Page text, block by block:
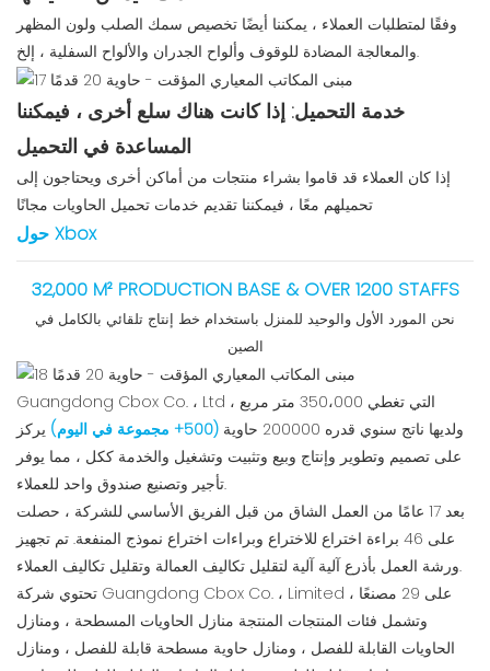
وفقًا لمتطلبات العملاء ، يمكننا أيضًا تخصيص سمك الصلب ولون المظهر
والمعالجة المضادة للوقوف وألواح الجدران والألواح السفلية ، إلخ.
خدمة التحميل: إذا كانت هناك سلع أخرى ، فيمكننا
المساعدة في التحميل
إذا كان العملاء قد قاموا بشراء منتجات من أماكن أخرى ويحتاجون إلى
تحميلهم معًا ، فيمكننا تقديم خدمات تحميل الحاويات مجانًا
حول Xbox
32,000 M² PRODUCTION BASE & OVER 1200 STAFFS
نحن المورد الأول والوحيد للمنزل باستخدام خط إنتاج تلقائي بالكامل في
الصين
Guangdong Cbox Co. ، Ltd ، التي تغطي 350،000 متر مربع
ولديها ناتج سنوي قدره 200000 حاوية
(500+ مجموعة في اليوم)
يركز
على تصميم وتطوير وإنتاج وبيع وتثبيت وتشغيل والخدمة ككل ، مما يوفر
تأجير وتصنيع صندوق واحد للعملاء.
بعد 17 عامًا من العمل الشاق من قبل الفريق الأساسي للشركة ، حصلت
على 46 براءة اختراع للاختراع وبراءات اختراع نموذج المنفعة. تم تجهيز
ورشة العمل بأذرع آلية آلية لتقليل تكاليف العمالة وتقليل تكاليف العملاء.
تحتوي شركة Guangdong Cbox Co. ، Limited على 29 مصنعًا ،
وتشمل فئات المنتجات المنتجة منازل الحاويات المسطحة ، ومنازل
الحاويات القابلة للفصل ، ومنازل حاوية مسطحة قابلة للفصل ، ومنازل